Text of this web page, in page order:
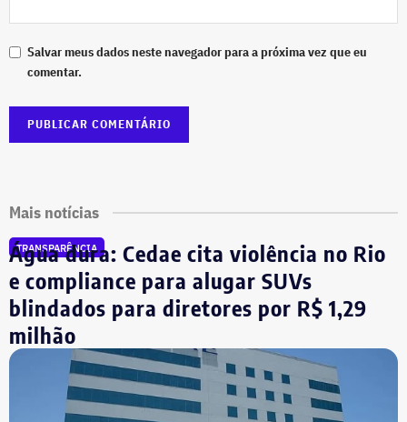
Salvar meus dados neste navegador para a próxima vez que eu
comentar.
Mais notícias
TRANSPARÊNCIA
Água dura: Cedae cita violência no Rio
e compliance para alugar SUVs
blindados para diretores por R$ 1,29
milhão